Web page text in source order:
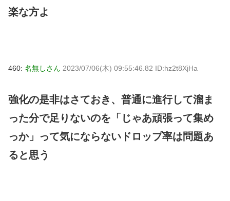
楽な方よ
460: 名無しさん 2023/07/06(木) 09:55:46.82 ID:hz2t8XjHa
強化の是非はさておき、普通に進行して溜ま
った分で足りないのを「じゃあ頑張って集め
っか」って気にならないドロップ率は問題あ
ると思う